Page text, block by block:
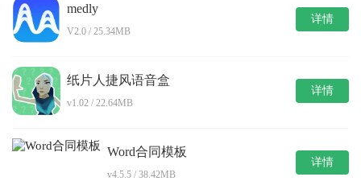
medly
V2.0 / 25.34MB
详情
纸片人捷风语音盒
v1.02 / 22.64MB
详情
Word合同模板
v4.5.5 / 38.42MB
详情